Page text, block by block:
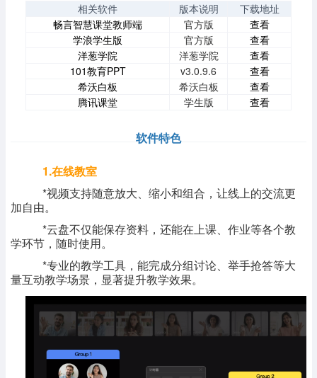
相关软件 版本说明
下载地址
畅言智慧课堂教师端
官方版
查看
学浪学生版
官方版
查看
洋葱学院
洋葱学院
查看
101教育PPT
v3.0.9.6
查看
希沃白板
希沃白板
查看
腾讯课堂
学生版 查看
软件特色
1.在线教室
*视频支持随意放大、缩小和组合，让线上的交流更
加自由。
*云盘不仅能保存资料，还能在上课、作业等各个教
学环节，随时使用。
*专业的教学工具，能完成分组讨论、举手抢答等大
量互动教学场景，显著提升教学效果。